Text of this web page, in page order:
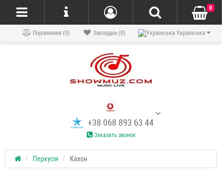
Українська
Закладки (0)
Порівняння (0)
+38 068 893 63 44
Заказать звонок
0
Перкусія Кахон